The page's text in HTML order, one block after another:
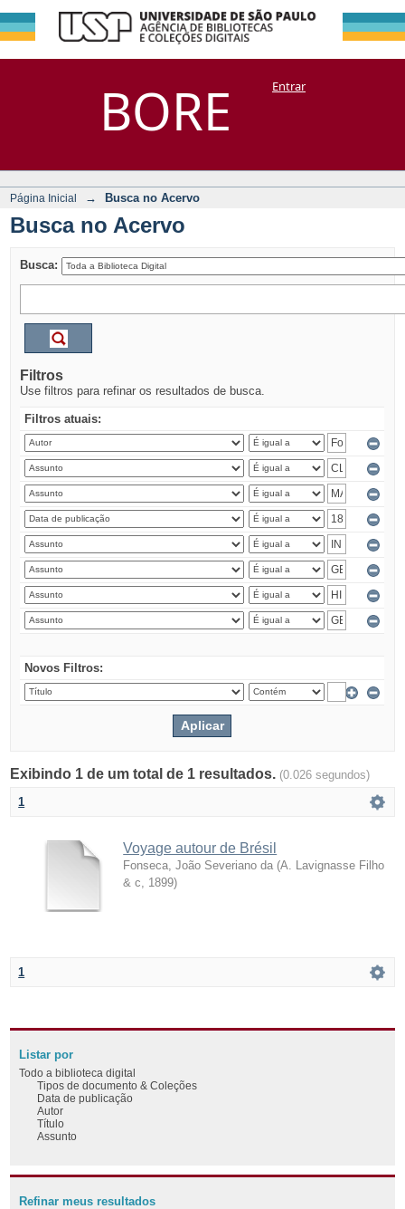
BORE
Busca no Acervo
DSpace/Manakin + CoriscoEntrar
Página Inicial → Busca no Acervo
Busca no Acervo
Busca:
Filtros
Use filtros para refinar os resultados de busca.
Filtros atuais:
Novos Filtros:
Exibindo 1 de um total de 1 resultados. (0.026 segundos)
1
Voyage autour de Brésil
Fonseca, João Severiano da (A. Lavignasse Filho
& c
1899)
1
Listar por
Todo a biblioteca digital
Tipos de documento & Coleções
Data de publicação
Autor
Título
Assunto
Refinar meus resultados